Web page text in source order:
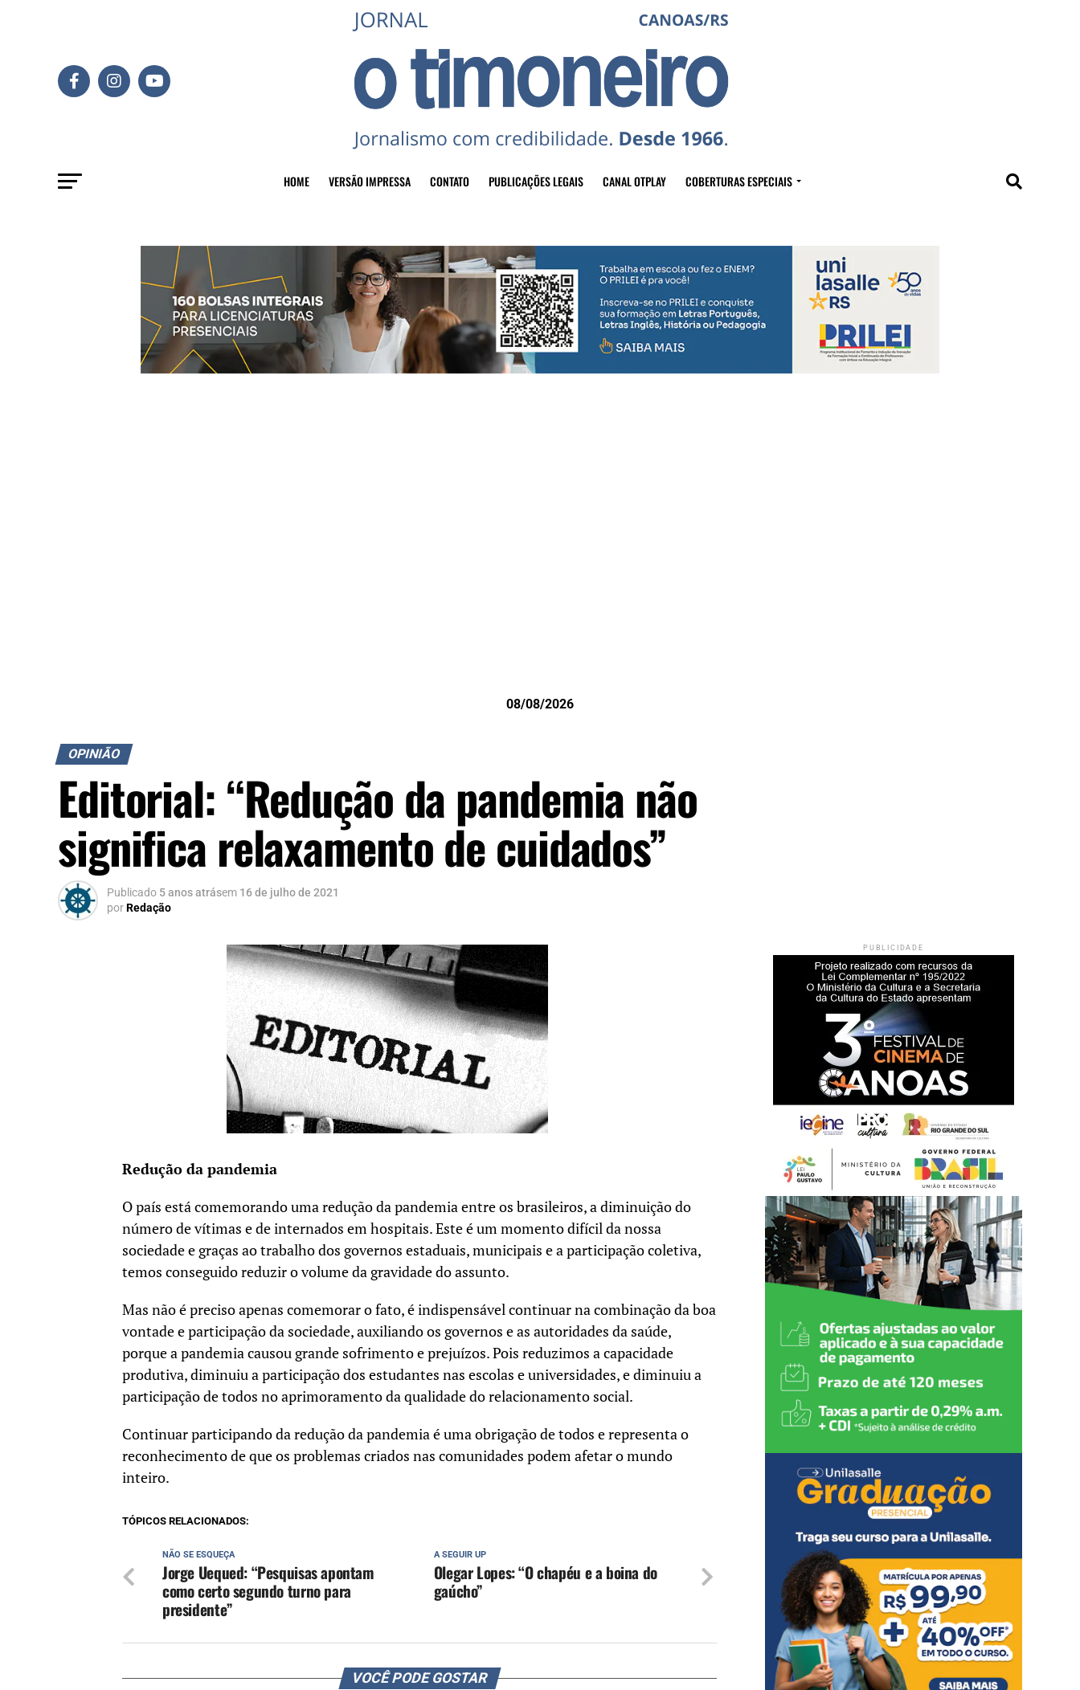
HOME VERSÃO IMPRESSA CONTATO PUBLICAÇÕES LEGAIS CANAL OTPLAY COBERTURAS ESPECIAIS
08/08/2026
OPINIÃO
Editorial: “Redução da pandemia não
significa relaxamento de cuidados”
Publicado 5 anos atrásem 16 de julho de 2021
porRedação
Redução da pandemia
O país está comemorando uma redução da pandemia entre os brasileiros, a diminuição do
número de vítimas e de internados em hospitais. Este é um momento difícil da nossa
sociedade e graças ao trabalho dos governos estaduais, municipais e a participação coletiva,
temos conseguido reduzir o volume da gravidade do assunto.
Mas não é preciso apenas comemorar o fato, é indispensável continuar na combinação da boa
vontade e participação da sociedade, auxiliando os governos e as autoridades da saúde,
porque a pandemia causou grande sofrimento e prejuízos. Pois reduzimos a capacidade
produtiva, diminuiu a participação dos estudantes nas escolas e universidades, e diminuiu a
participação de todos no aprimoramento da qualidade do relacionamento social.
Continuar participando da redução da pandemia é uma obrigação de todos e representa o
reconhecimento de que os problemas criados nas comunidades podem afetar o mundo
inteiro.
TÓPICOS RELACIONADOS:
A SEGUIR UP
Olegar Lopes: “O chapéu e a boina do
gaúcho”
NÃO SE ESQUEÇA
Jorge Uequed: “Pesquisas apontam
como certo segundo turno para
presidente”
VOCÊ PODE GOSTAR
PUBLICIDADE